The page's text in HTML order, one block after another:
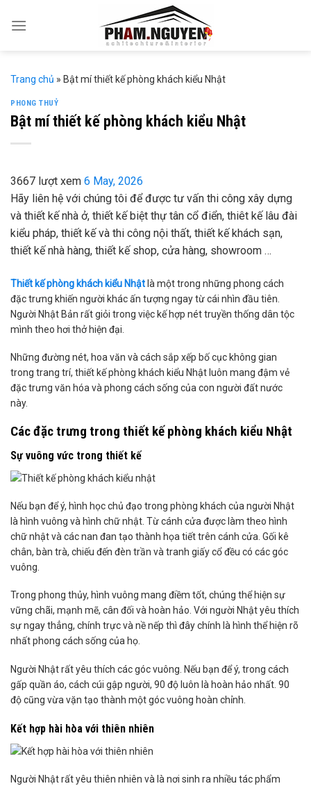
Trang chủ » Bật mí thiết kế phòng khách kiểu Nhật
PHONG THUỶ
Bật mí thiết kế phòng khách kiểu Nhật
3667 lượt xem 6 May, 2026
Hãy liên hệ với chúng tôi để được tư vấn thi công xây dựng
và thiết kế nhà ở, thiết kế biệt thự tân cổ điển, thiêt kế lâu đài
kiểu pháp, thiết kế và thi công nội thất, thiết kế khách sạn,
thiết kế nhà hàng, thiết kế shop, cửa hàng, showroom …
Thiết kế phòng khách kiểu Nhật là một trong những phong cách
đặc trưng khiến người khác ấn tượng ngay từ cái nhìn đầu tiên.
Người Nhật Bản rất giỏi trong việc kế hợp nét truyền thống dân tộc
mình theo hơi thở hiện đại.
Những đường nét, hoa văn và cách sắp xếp bố cục không gian
trong trang trí, thiết kế phòng khách kiểu Nhật luôn mang đậm vẻ
đặc trưng văn hóa và phong cách sống của con người đất nước
này.
Các đặc trưng trong thiết kế phòng khách kiểu Nhật
Sự vuông vức trong thiết kế
Nếu bạn để ý, hình học chủ đạo trong phòng khách của người Nhật
là hình vuông và hình chữ nhật. Từ cánh cửa được làm theo hình
chữ nhật và các nan đan tạo thành họa tiết trên cánh cửa. Gối kê
chân, bàn trà, chiếu đến đèn trần và tranh giấy cổ đều có các góc
vuông.
Trong phong thủy, hình vuông mang điềm tốt, chúng thể hiện sự
vững chãi, mạnh mẽ, cân đối và hoàn hảo. Với người Nhật yêu thích
sự ngay thẳng, chính trực và nề nếp thì đây chính là hình thể hiện rõ
nhất phong cách sống của họ.
Người Nhật rất yêu thích các góc vuông. Nếu bạn để ý, trong cách
gấp quần áo, cách cúi gập người, 90 độ luôn là hoàn hảo nhất. 90
độ cũng vừa vặn tạo thành một góc vuông hoàn chỉnh.
Kết hợp hài hòa với thiên nhiên
Người Nhật rất yêu thiên nhiên và là nơi sinh ra nhiều tác phẩm